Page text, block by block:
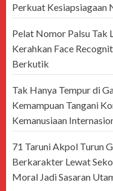
Perkuat Kesiapsiagaan
Pelat Nomor Palsu Tak
Kerahkan Face
Berkutik
Tak Hanya Tempur di
Kemampuan Tangani
Kemanusiaan
71 Taruni Akpol Turun
Berkarakter Lewat
Moral Jadi Sasaran